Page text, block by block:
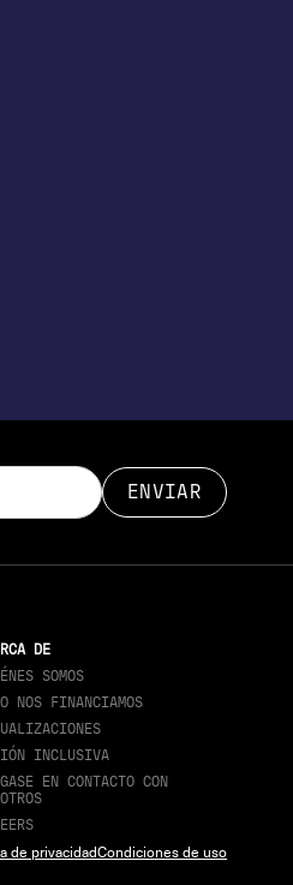
DE
SOMOS
NOS FINANCIAMOS
INCLUSIVA
EN CONTACTO CON
de privacidadCondiciones de uso